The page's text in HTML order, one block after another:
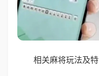
相关麻将玩法及